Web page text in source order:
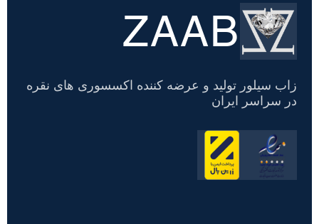
تسویه
حساب
ZAAB
زاب سیلور تولید و عرضه کننده اکسسوری های نقره
در سراسر ایران